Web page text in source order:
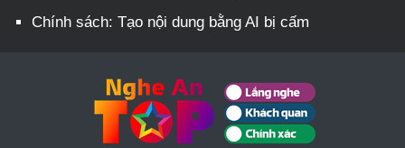
Chính sách: Tạo nội dung bằng AI bị cấm